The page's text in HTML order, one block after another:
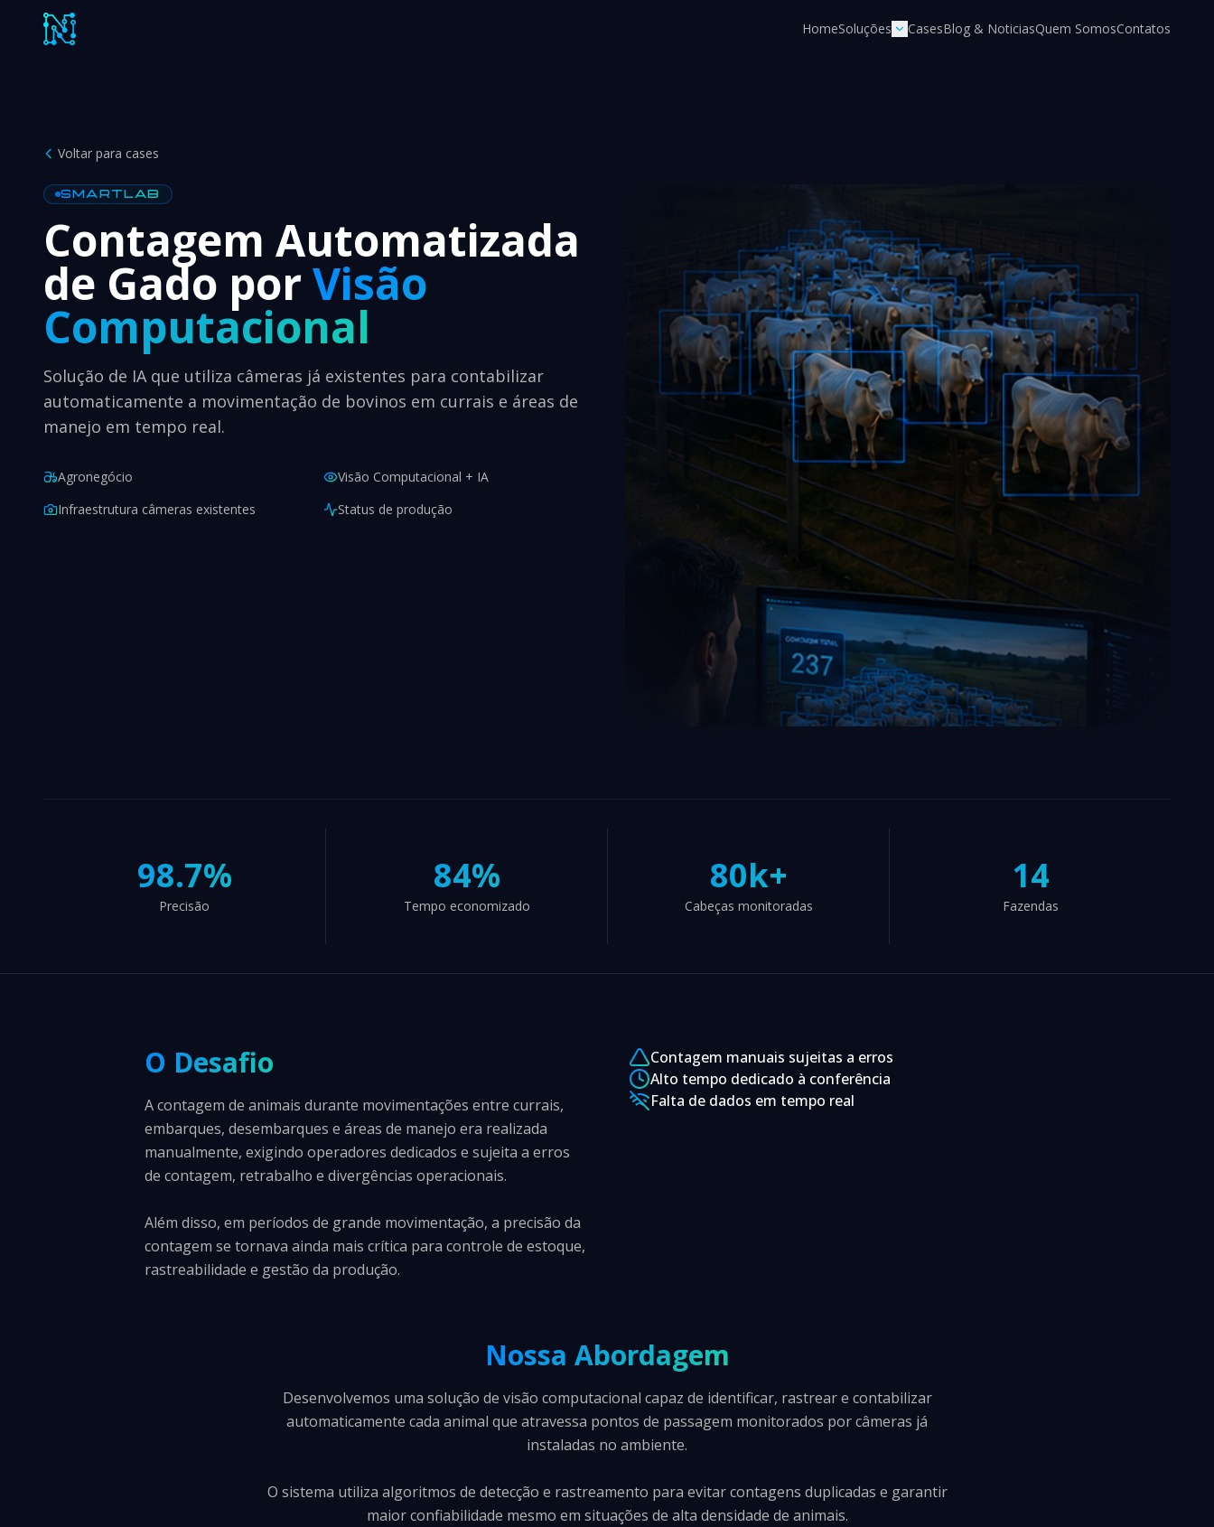
HomeSoluções CasesBlog & NoticiasQuem SomosContatos
Voltar para cases
SMARTLAB
Contagem Automatizada
de Gado porVisão
Computacional
Solução de IA que utiliza câmeras já existentes para contabilizar
automaticamente a movimentação de bovinos em currais e áreas de
manejo em tempo real.
Agronegócio
Visão Computacional + IA
Infraestrutura câmeras existentes
Status de produção
98.7%
Precisão
84%
Tempo economizado
80k+
Cabeças monitoradas
14
Fazendas
O Desafio
A contagem de animais durante movimentações entre currais,
embarques, desembarques e áreas de manejo era realizada
manualmente, exigindo operadores dedicados e sujeita a erros
de contagem, retrabalho e divergências operacionais.
Além disso, em períodos de grande movimentação, a precisão da
contagem se tornava ainda mais crítica para controle de estoque,
rastreabilidade e gestão da produção.
Contagem manuais sujeitas a erros
Alto tempo dedicado à conferência
Falta de dados em tempo real
Nossa Abordagem
Desenvolvemos uma solução de visão computacional capaz de identificar, rastrear e contabilizar
automaticamente cada animal que atravessa pontos de passagem monitorados por câmeras já
instaladas no ambiente.
O sistema utiliza algoritmos de detecção e rastreamento para evitar contagens duplicadas e garantir
maior confiabilidade mesmo em situações de alta densidade de animais.